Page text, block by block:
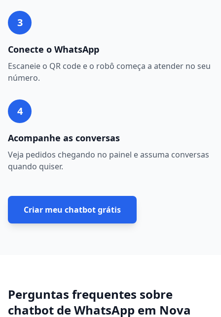
3
Conecte o WhatsApp
Escaneie o QR code e o robô começa a atender no seu
número.
4
Acompanhe as conversas
Veja pedidos chegando no painel e assuma conversas
quando quiser.
Criar meu chatbot grátis
Perguntas frequentes sobre
chatbot de WhatsApp em Nova